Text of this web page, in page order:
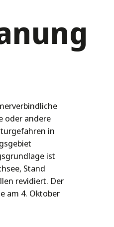
oder andere
in
ist
Stand
revidiert. Der
am 4. Oktober